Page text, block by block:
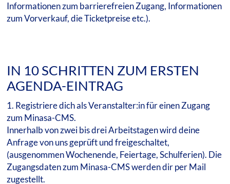
Informationen zum barrierefreien Zugang, Informationen
zum Vorverkauf, die Ticketpreise etc.).
IN 10 SCHRITTEN ZUM ERSTEN
AGENDA-EINTRAG
1. Registriere dich als Veranstalter:in für einen Zugang
zum Minasa-CMS.
Innerhalb von zwei bis drei Arbeitstagen wird deine
Anfrage von uns geprüft und freigeschaltet,
(ausgenommen Wochenende, Feiertage, Schulferien). Die
Zugangsdaten zum Minasa-CMS werden dir per Mail
zugestellt.